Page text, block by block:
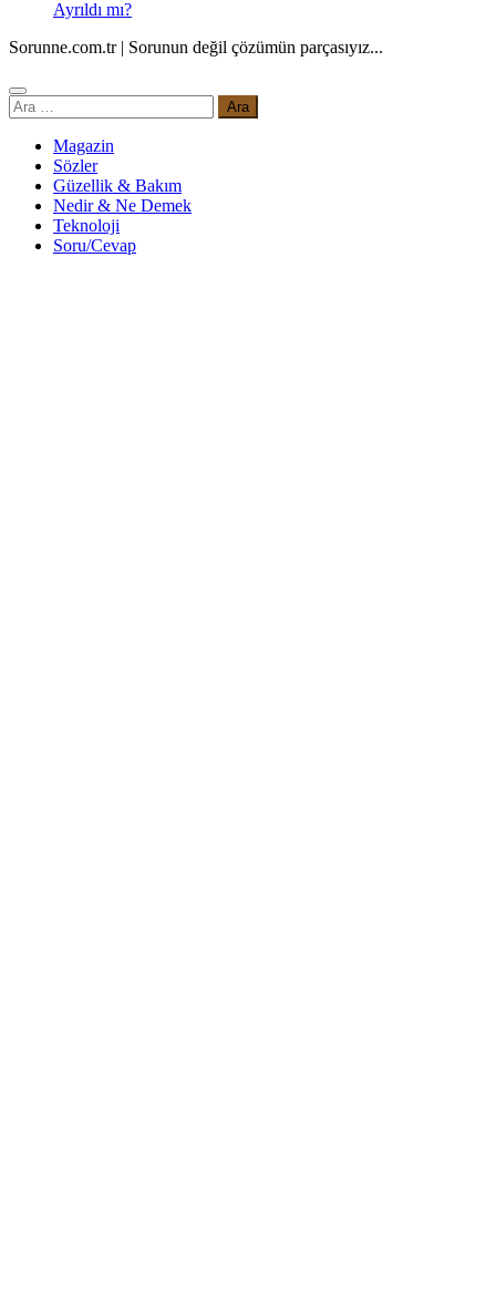
Ayrıldı mı?
Sorunne.com.tr | Sorunun değil çözümün parçasıyız...
Arama:
Magazin
Sözler
Güzellik & Bakım
Nedir & Ne Demek
Teknoloji
Soru/Cevap